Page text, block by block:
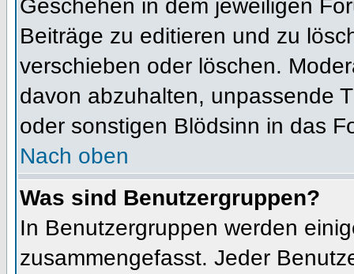
Geschehen in dem jeweiligen
Beiträge zu editieren und zu
verschieben oder löschen.
davon abzuhalten, unpassende
oder sonstigen Blödsinn in das
Nach oben
Was sind Benutzergruppen?
In Benutzergruppen werden
zusammengefasst. Jeder